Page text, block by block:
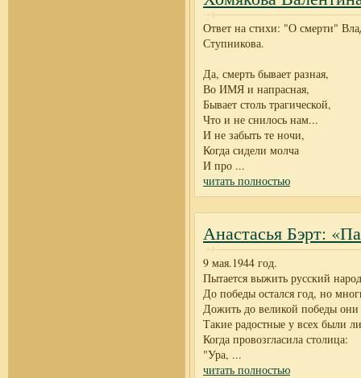
Ответ на стихи: "О смерти"
Ступникова.
Да, смерть бывает разная,
Во ИМЯ и напрасная,
Бывает столь трагической,
Что и не снилось нам...
И не забыть те ночи,
Когда сидели молча
И про ...
читать полностью
Анастасья Бэрт:
9 мая.1944 год.
Пытается выжить русский
До победы остался год, но
Дожить до великой победы
Такие радостные у всех были
Когда провозгласила столица:
"Ура, ...
читать полностью